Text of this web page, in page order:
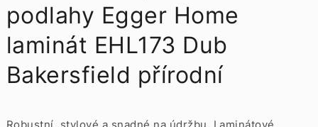
podlahy Egger Home
laminát EHL173 Dub
Bakersfield přírodní